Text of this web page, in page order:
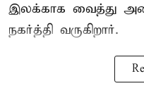
இலக்காக வைத்து
நகர்த்தி வருகிறார்.